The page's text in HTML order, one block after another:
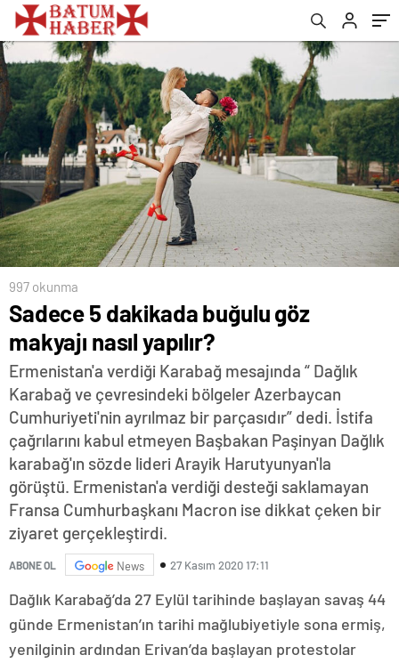
997 okunma
Sadece 5 dakikada buğulu göz
makyajı nasıl yapılır?
Ermenistan'a verdiği Karabağ mesajında “ Dağlık
Karabağ ve çevresindeki bölgeler Azerbaycan
Cumhuriyeti'nin ayrılmaz bir parçasıdır” dedi. İstifa
çağrılarını kabul etmeyen Başbakan Paşinyan Dağlık
karabağ'ın sözde lideri Arayik Harutyunyan'la
görüştü. Ermenistan'a verdiği desteği saklamayan
Fransa Cumhurbaşkanı Macron ise dikkat çeken bir
ziyaret gerçekleştirdi.
ABONE OL News 27 Kasım 2020 17:11
Dağlık Karabağ’da 27 Eylül tarihinde başlayan savaş 44
günde Ermenistan’ın tarihi mağlubiyetiyle sona ermiş,
yenilginin ardından Erivan’da başlayan protestolar